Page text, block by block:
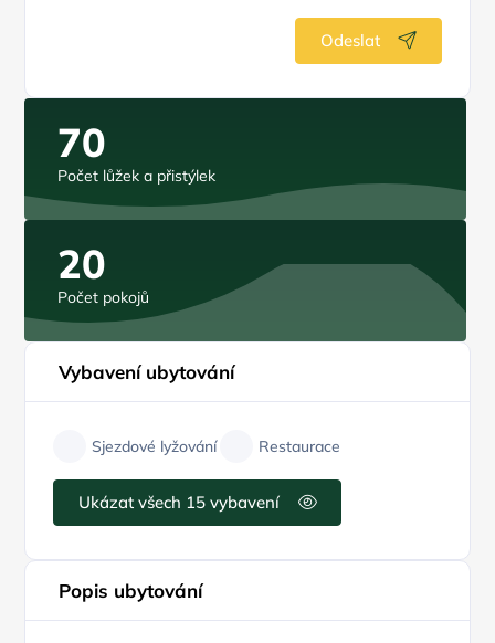
Odeslat
70
Počet lůžek a přistýlek
20
Počet pokojů
Vybavení ubytování
Sjezdové lyžování Restaurace
Ukázat všech 15 vybavení
Popis ubytování